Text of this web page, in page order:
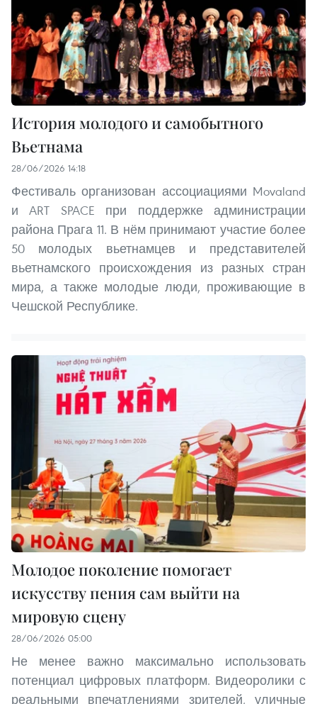
История молодого и самобытного
Вьетнама
28/06/2026 14:18
Фестиваль организован ассоциациями Movaland
и ART SPACE при поддержке администрации
района Прага 11. В нём принимают участие более
50 молодых вьетнамцев и представителей
вьетнамского происхождения из разных стран
мира, а также молодые люди, проживающие в
Чешской Республике.
Молодое поколение помогает
искусству пения сам выйти на
мировую сцену
28/06/2026 05:00
Не менее важно максимально использовать
потенциал цифровых платформ. Видеоролики с
реальными впечатлениями зрителей, уличные